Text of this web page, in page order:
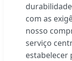
com as
nosso
serviço
estabelecer